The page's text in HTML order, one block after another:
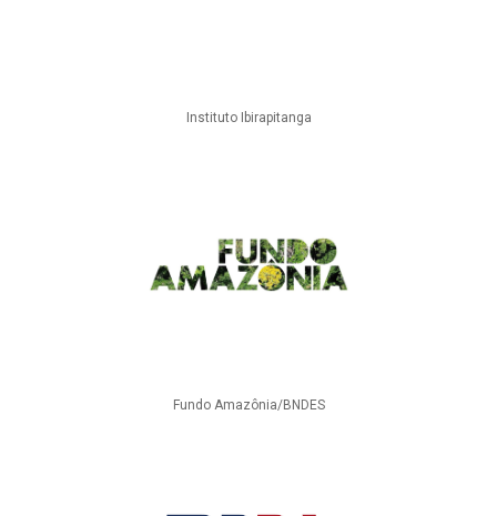
Instituto Ibirapitanga
Fundo Amazônia/BNDES